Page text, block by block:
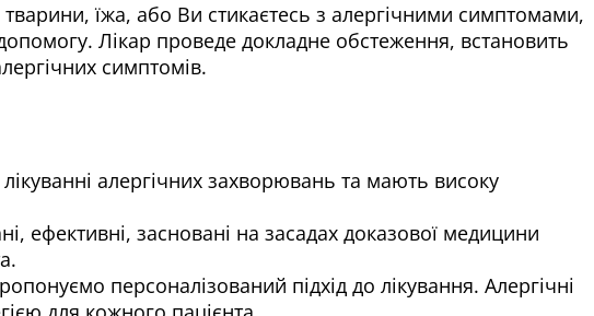
їжа, або Ви стикаєтесь з алергічними симптомами,
Лікар проведе докладне обстеження, встановить
симптомів.
алергічних захворювань та мають високу
ефективні, засновані на засадах доказової медицини
персоналізований підхід до лікування. Алергічні